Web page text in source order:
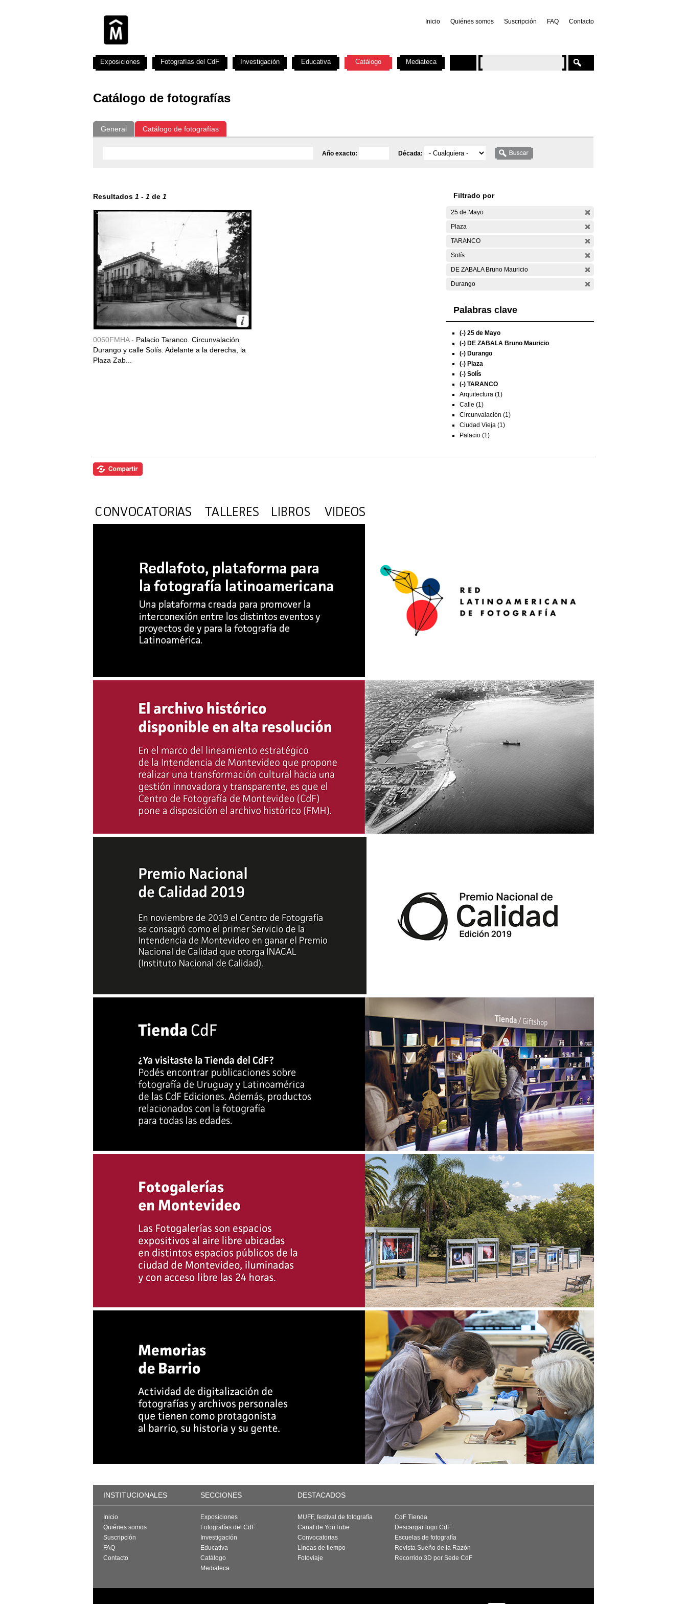
Inicio Quiénes somos Suscripción FAQ Contacto
Catálogo de fotografías
General Catálogo de fotografías
Año exacto: Década:
Resultados 1 - 1 de 1
0060FMHA - Palacio Taranco. Circunvalación
Durango y calle Solís. Adelante a la derecha, la
Plaza Zab...
Filtrado por
25 de Mayo
Plaza
TARANCO
Solís
DE ZABALA Bruno Mauricio
Durango
Palabras clave
(-) 25 de Mayo
(-) DE ZABALA Bruno Mauricio
(-) Durango
(-) Plaza
(-) Solís
(-) TARANCO
Arquitectura (1)
Calle (1)
Circunvalación (1)
Ciudad Vieja (1)
Palacio (1)
Exposiciones Fotografías del CdF Investigación Educativa Catálogo Mediateca
INSTITUCIONALES SECCIONES DESTACADOS
Inicio
Quiénes somos
Suscripción
FAQ
Contacto
Exposiciones
Fotografías del CdF
Investigación
Educativa
Catálogo
Mediateca
MUFF, festival de fotografía
Canal de YouTube
Convocatorias
Líneas de tiempo
Fotoviaje
CdF Tienda
Descargar logo CdF
Escuelas de fotografía
Revista Sueño de la Razón
Recorrido 3D por Sede CdF